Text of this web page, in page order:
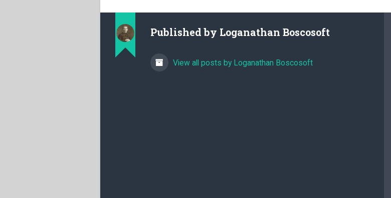
Published by Loganathan Boscosoft
View all posts by Loganathan Boscosoft